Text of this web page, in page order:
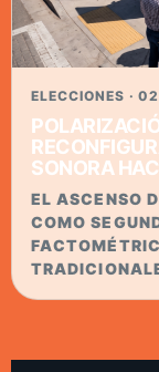
ELECCIONES ·
SONORA
EL ASCENSO
COMO